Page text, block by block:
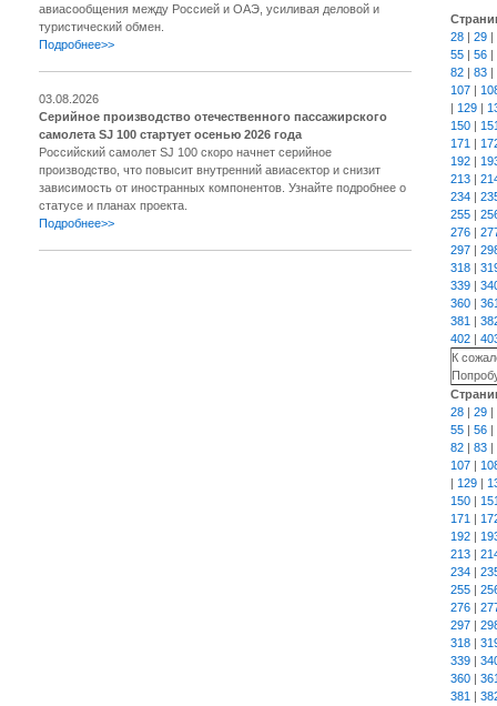
авиасообщения между Россией и ОАЭ, усиливая деловой и
туристический обмен.
Подробнее>>
03.08.2026
Серийное производство отечественного пассажирского
самолета SJ 100 стартует осенью 2026 года
Российский самолет SJ 100 скоро начнет серийное
производство, что повысит внутренний авиасектор и снизит
зависимость от иностранных компонентов. Узнайте подробнее о
статусе и планах проекта.
Подробнее>>
28 | 29 |
55 | 56 |
82 | 83 |
107 |
| 129 |
150 |
171 |
192 |
213 |
234 |
255 |
276 |
297 |
318 |
339 |
360 |
381 |
402 |
К
28 | 29 |
55 | 56 |
82 | 83 |
107 |
| 129 |
150 |
171 |
192 |
213 |
234 |
255 |
276 |
297 |
318 |
339 |
360 |
381 |